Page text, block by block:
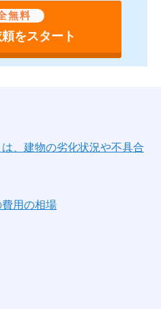
無料
をスタート
、建物の劣化状況や不具合
用の相場